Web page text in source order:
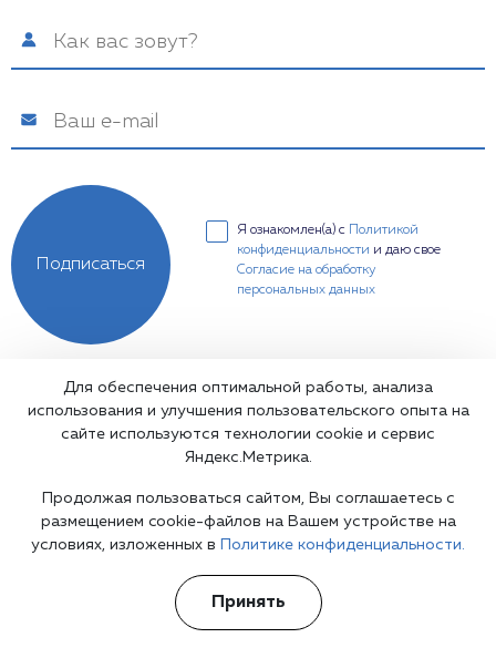
Я ознакомлен(а) с
Политикой
конфиденциальности и даю свое
Согласие на обработку
персональных данных
Подписаться
Медицинская лицензия: Л041-01137-77/00334180
Дата создания: 28.08.2018
Вся информация на сайте не является публичной офертой,
несёт сугубо информационный характер, и не служит для
Для обеспечения оптимальной работы, анализа
использования и улучшения пользовательского опыта на
сайте используются технологии cookie и сервис
Яндекс.Метрика.
Продолжая пользоваться сайтом, Вы соглашаетесь с
размещением cookie-файлов на Вашем устройстве на
условиях, изложенных в
Политике конфиденциальности.
Принять